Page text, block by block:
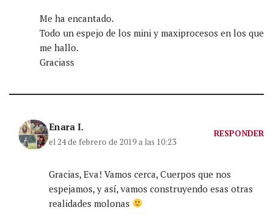
Me ha encantado.
Todo un espejo de los mini y maxiprocesos en los que
me hallo.
Graciass
Enara I.
el 24 de febrero de 2019 a las 10:23
RESPONDER
Gracias, Eva! Vamos cerca, Cuerpos que nos
espejamos, y así, vamos construyendo esas otras
realidades molonas